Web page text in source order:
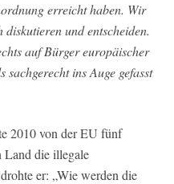
erreicht haben. Wir
und entscheiden.
auf Bürger europäischer
ins Auge gefasst
2010 von der EU fünf
die illegale
er: „Wie werden die